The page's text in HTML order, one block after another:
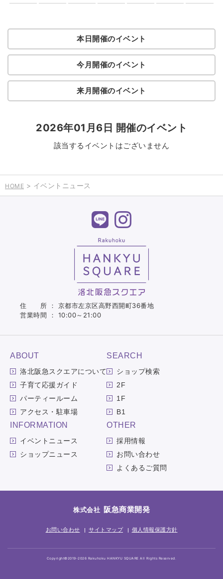
本日開催のイベント
今月開催のイベント
来月開催のイベント
2026年01月6日 開催のイベント
該当するイベントはございません
HOME > イベントニュース
住 所 ： 京都市左京区高野西開町36番地
営業時間 ： 10:00～21:00
ABOUT
洛北阪急スクエアについて
子育て応援ガイド
パーティールーム
アクセス・駐車場
SEARCH
ショップ検索
2F
1F
B1
INFORMATION
イベントニュース
ショップニュース
OTHER
採用情報
お問い合わせ
よくあるご質問
株式会社 阪急商業開発
お問い合わせ サイトマップ 個人情報保護方針
Copyright©2019-2026 Rakuhoku HANKYU SQUARE All Rights Reserved.